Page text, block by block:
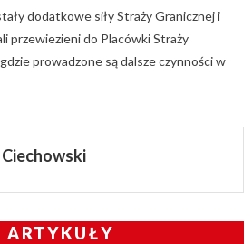
dodatkowe siły Straży Granicznej i
przewiezieni do Placówki Straży
prowadzone są dalsze czynności w
Ciechowski
ARTYKUŁY